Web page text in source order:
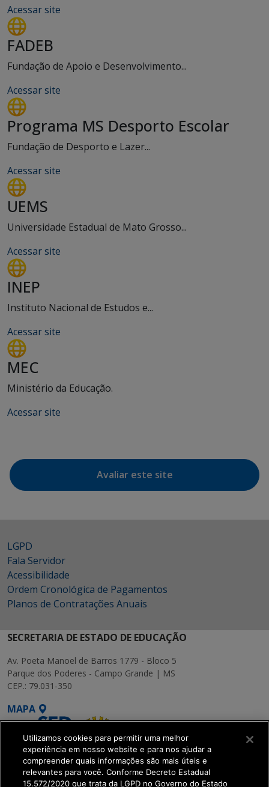
Acessar site
FADEB
Fundação de Apoio e Desenvolvimento...
Acessar site
Programa MS Desporto Escolar
Fundação de Desporto e Lazer...
Acessar site
UEMS
Universidade Estadual de Mato Grosso...
Acessar site
INEP
Instituto Nacional de Estudos e...
Acessar site
MEC
Ministério da Educação.
Acessar site
Avaliar este site
LGPD
Fala Servidor
Acessibilidade
Ordem Cronológica de Pagamentos
Planos de Contratações Anuais
SECRETARIA DE ESTADO DE EDUCAÇÃO
Av. Poeta Manoel de Barros 1779 - Bloco 5
Parque dos Poderes - Campo Grande | MS
CEP.: 79.031-350
MAPA
Utilizamos cookies para permitir uma melhor
experiência em nosso website e para nos ajudar a
compreender quais informações são mais úteis e
relevantes para você. Conforme Decreto Estadual
15.572/2020 que trata da LGPD no Governo do Estado